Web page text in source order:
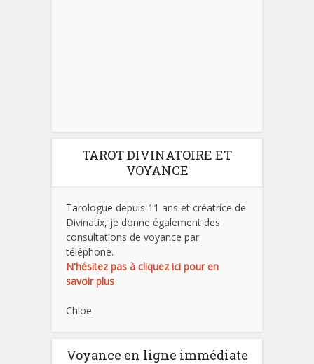
TAROT DIVINATOIRE ET
VOYANCE
Tarologue depuis 11 ans et créatrice de
Divinatix, je donne également des
consultations de voyance par
téléphone.
N'hésitez pas à cliquez ici pour en
savoir plus
Chloe
Voyance en ligne immédiate